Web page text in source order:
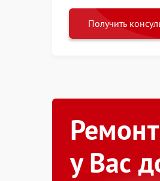
Получить
у Вас